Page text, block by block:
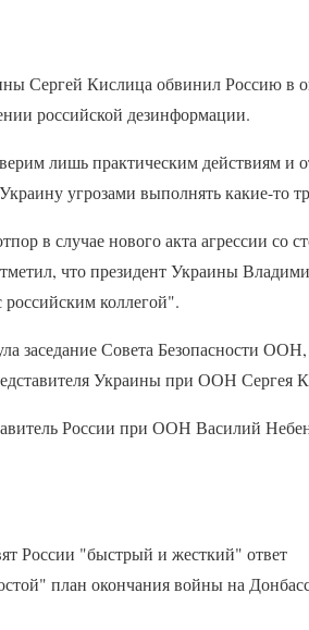
Сергей Кислица обвинил Россию в
российской дезинформации.
лишь практическим действиям и
угрозами выполнять какие-то
в случае нового акта агрессии со
что президент Украины
российским коллегой".
заседание Совета Безопасности
Украины при ООН Сергея
России при ООН Василий
России "быстрый и жесткий" ответ
план окончания войны на